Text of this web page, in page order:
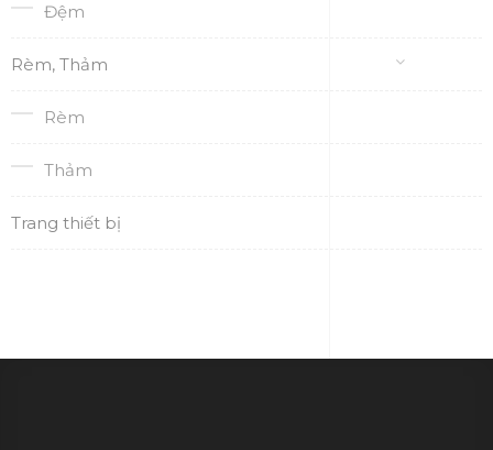
Đệm
Rèm, Thảm
Rèm
Thảm
Trang thiết bị